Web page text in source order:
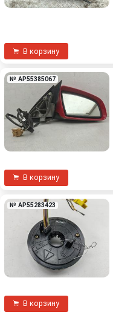
В корзину
№ AP55385067
В корзину
№ AP55283423
В корзину